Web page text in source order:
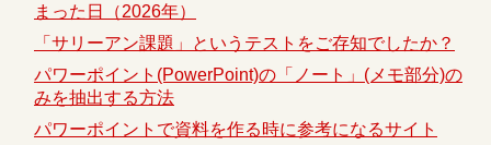
まった日（2026年）
「サリーアン課題」というテストをご存知でしたか？
パワーポイント(PowerPoint)の「ノート」(メモ部分)の
みを抽出する方法
パワーポイントで資料を作る時に参考になるサイト